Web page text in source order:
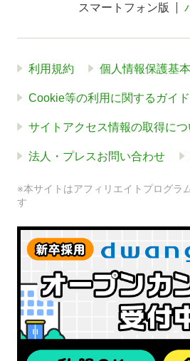
スマートフォン版
利用規約 個人情報保護基
Cookie等の利用に関するガイ
サイトアクセス情報の取得につ
法人・プレスお問い合わせ
※本サイトはアフィリエイトプログラ
す